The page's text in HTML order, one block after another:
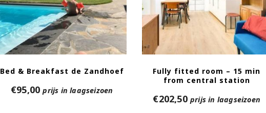
Bed & Breakfast de Zandhoef
€95,00 prijs in laagseizoen
Fully fitted room – 15 min
from central station
€202,50 prijs in laagseizoen